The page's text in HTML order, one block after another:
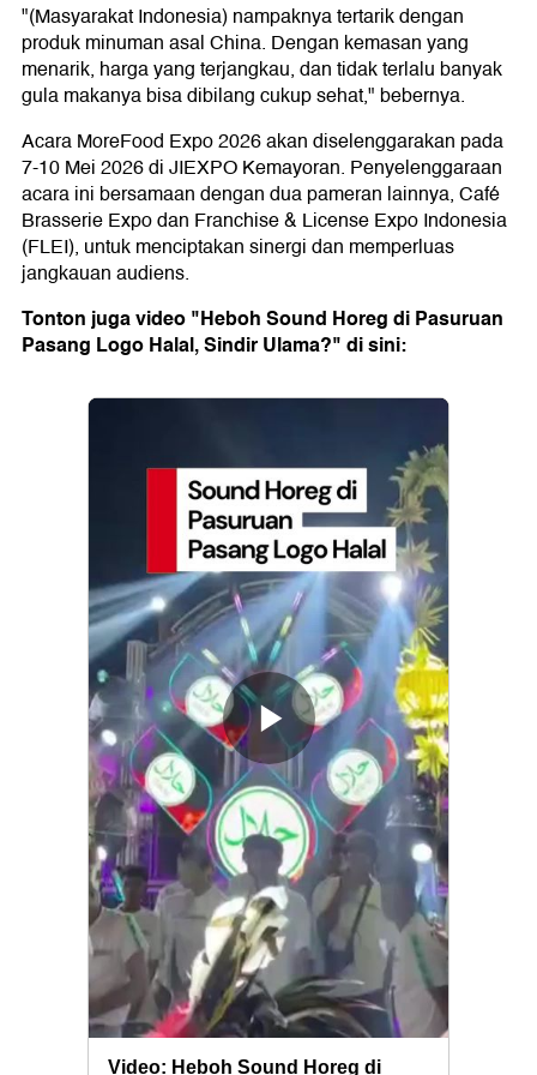
"(Masyarakat Indonesia) nampaknya tertarik dengan
produk minuman asal China. Dengan kemasan yang
menarik, harga yang terjangkau, dan tidak terlalu banyak
gula makanya bisa dibilang cukup sehat," bebernya.
Acara MoreFood Expo 2026 akan diselenggarakan pada
7-10 Mei 2026 di JIEXPO Kemayoran. Penyelenggaraan
acara ini bersamaan dengan dua pameran lainnya, Café
Brasserie Expo dan Franchise & License Expo Indonesia
(FLEI), untuk menciptakan sinergi dan memperluas
jangkauan audiens.
Tonton juga video "Heboh Sound Horeg di Pasuruan
Pasang Logo Halal, Sindir Ulama?" di sini: